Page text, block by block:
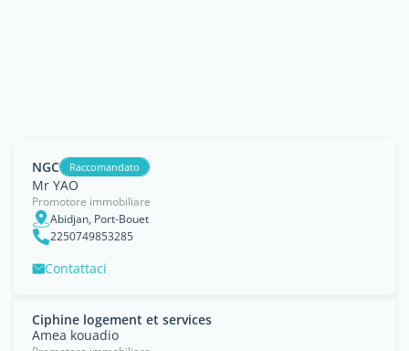
NGC Raccomandato
Mr YAO
Promotore immobiliare
Abidjan, Port-Bouet
2250749853285
Contattaci
Ciphine logement et services
Amea kouadio